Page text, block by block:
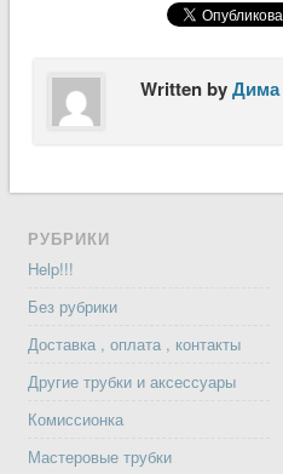
Written byДима
РУБРИКИ
Help!!!
Без рубрики
Доставка , оплата , контакты
Другие трубки и аксессуары
Комиссионка
Мастеровые трубки